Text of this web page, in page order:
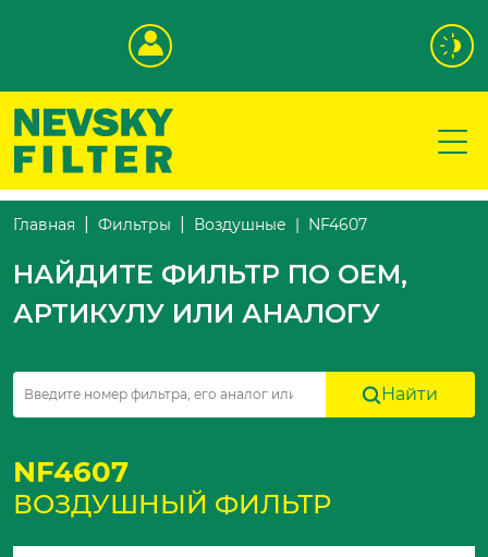
Главная Фильтры Воздушные NF4607
НАЙДИТЕ ФИЛЬТР ПО OEM,
АРТИКУЛУ ИЛИ АНАЛОГУ
Найти
NF4607
ВОЗДУШНЫЙ ФИЛЬТР